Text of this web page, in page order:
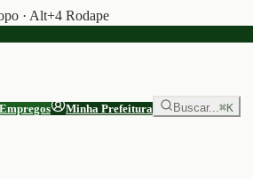
· Alt+4 Rodape
Minha Prefeitura Buscar...⌘K